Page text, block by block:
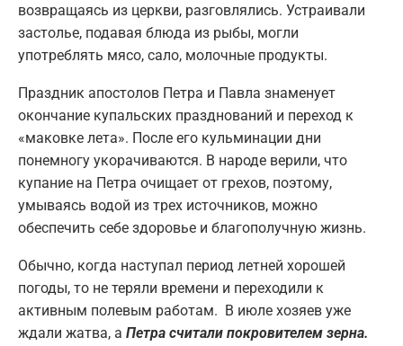
возвращаясь из церкви, разговлялись. Устраивали
застолье, подавая блюда из рыбы, могли
употреблять мясо, сало, молочные продукты.
Праздник апостолов Петра и Павла знаменует
окончание купальских празднований и переход к
«маковке лета». После его кульминации дни
понемногу укорачиваются. В народе верили, что
купание на Петра очищает от грехов, поэтому,
умываясь водой из трех источников, можно
обеспечить себе здоровье и благополучную жизнь.
Обычно, когда наступал период летней хорошей
погоды, то не теряли времени и переходили к
активным полевым работам. В июле хозяев уже
ждали жатва, а Петра считали покровителем зерна.